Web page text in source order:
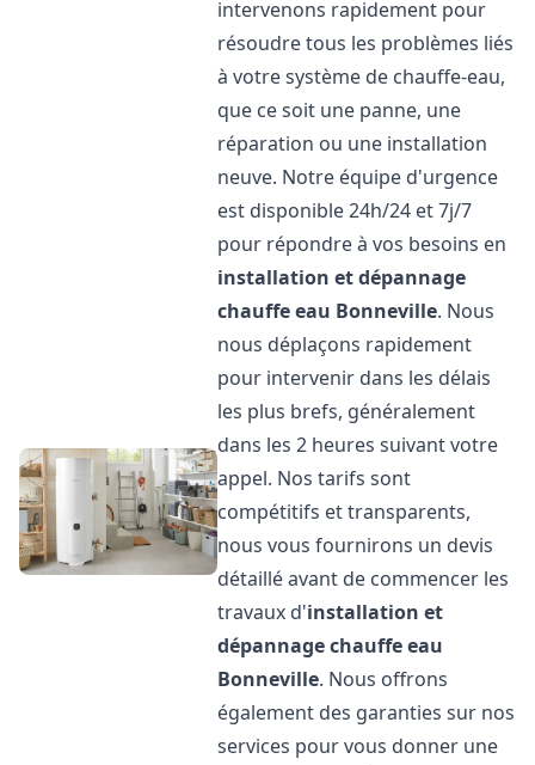
intervenons rapidement pour
résoudre tous les problèmes liés
à votre système de chauffe-eau,
que ce soit une panne, une
réparation ou une installation
neuve. Notre équipe d'urgence
est disponible 24h/24 et 7j/7
pour répondre à vos besoins en
installation et dépannage
chauffe eau Bonneville. Nous
nous déplaçons rapidement
pour intervenir dans les délais
les plus brefs, généralement
dans les 2 heures suivant votre
appel. Nos tarifs sont
compétitifs et transparents,
nous vous fournirons un devis
détaillé avant de commencer les
travaux d'installation et
dépannage chauffe eau
Bonneville. Nous offrons
également des garanties sur nos
services pour vous donner une